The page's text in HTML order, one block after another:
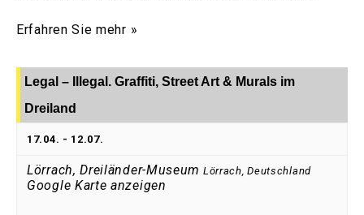
Erfahren Sie mehr »
Legal – Illegal. Graffiti, Street Art & Murals im
Dreiland
17.04. - 12.07.
Lörrach, Dreiländer-Museum Lörrach, Deutschland
Google Karte anzeigen